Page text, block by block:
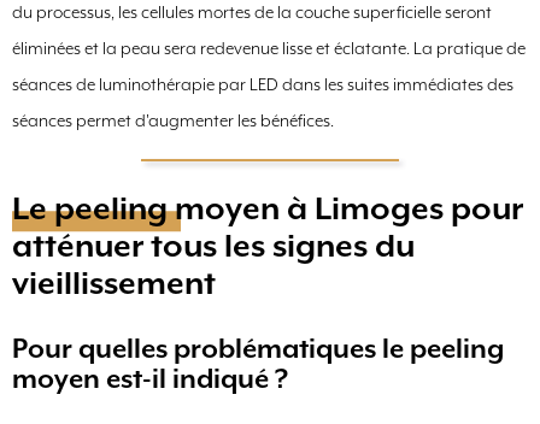
du processus, les cellules mortes de la couche superficielle seront
éliminées et la peau sera redevenue lisse et éclatante. La pratique de
séances de luminothérapie par LED dans les suites immédiates des
séances permet d'augmenter les bénéfices.
Le peeling moyen à Limoges pour
atténuer tous les signes du
vieillissement
Pour quelles problématiques le peeling
moyen est-il indiqué ?